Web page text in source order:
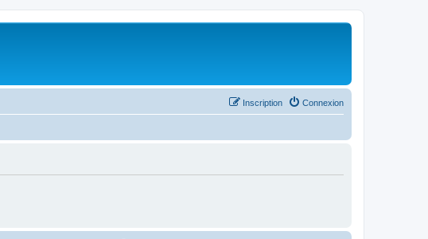
Connexion
Inscription